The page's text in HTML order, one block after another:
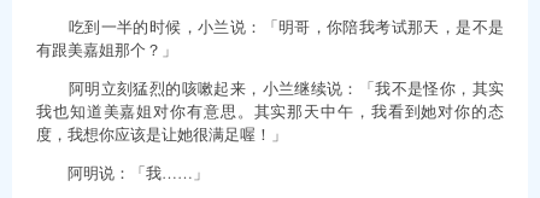
吃到一半的时候，小兰说：「明哥，你陪我考试那天，是不是
有跟美嘉姐那个？」
阿明立刻猛烈的咳嗽起来，小兰继续说：「我不是怪你，其实
我也知道美嘉姐对你有意思。其实那天中午，我看到她对你的态
度，我想你应该是让她很满足喔！」
阿明说：「我……」